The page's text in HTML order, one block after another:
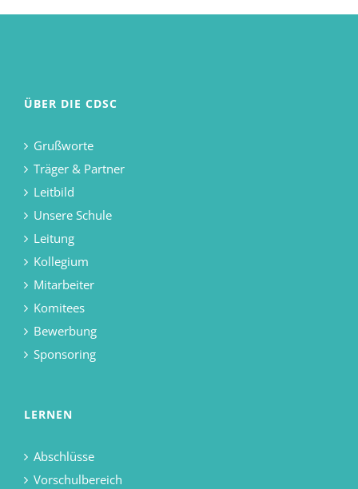
ÜBER DIE CDSC
Grußworte
Träger & Partner
Leitbild
Unsere Schule
Leitung
Kollegium
Mitarbeiter
Komitees
Bewerbung
Sponsoring
LERNEN
Abschlüsse
Vorschulbereich